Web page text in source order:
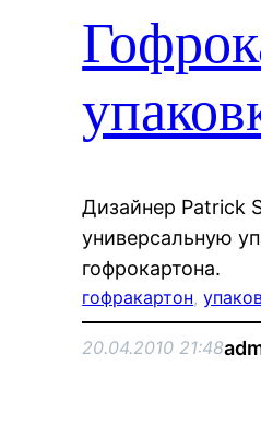
Дизайнер Patrick
универсальную
гофрокартона.
гофракартон,
20.04.2010 21:48